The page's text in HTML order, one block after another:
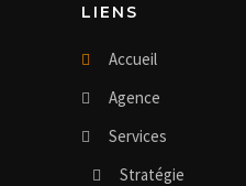
LIENS
Accueil
Agence
Services
Stratégie